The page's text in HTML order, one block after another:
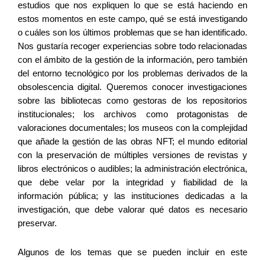
estudios que nos expliquen lo que se está haciendo en
estos momentos en este campo, qué se está investigando
o cuáles son los últimos problemas que se han identificado.
Nos gustaría recoger experiencias sobre todo relacionadas
con el ámbito de la gestión de la información, pero también
del entorno tecnológico por los problemas derivados de la
obsolescencia digital. Queremos conocer investigaciones
sobre las bibliotecas como gestoras de los repositorios
institucionales; los archivos como protagonistas de
valoraciones documentales; los museos con la complejidad
que añade la gestión de las obras NFT; el mundo editorial
con la preservación de múltiples versiones de revistas y
libros electrónicos o audibles; la administración electrónica,
que debe velar por la integridad y fiabilidad de la
información pública; y las instituciones dedicadas a la
investigación, que debe valorar qué datos es necesario
preservar.
Algunos de los temas que se pueden incluir en este